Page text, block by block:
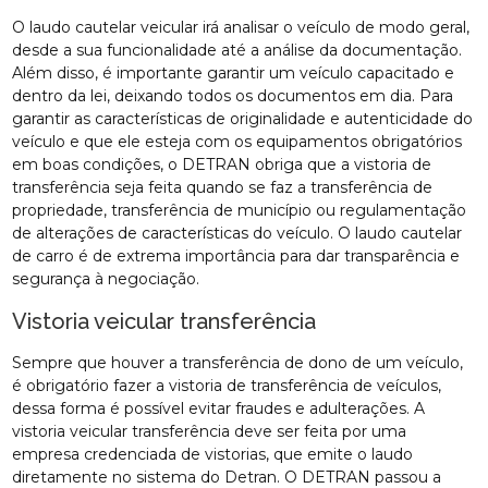
O laudo cautelar veicular irá analisar o veículo de modo geral,
desde a sua funcionalidade até a análise da documentação.
Além disso, é importante garantir um veículo capacitado e
dentro da lei, deixando todos os documentos em dia. Para
garantir as características de originalidade e autenticidade do
veículo e que ele esteja com os equipamentos obrigatórios
em boas condições, o DETRAN obriga que a vistoria de
transferência seja feita quando se faz a transferência de
propriedade, transferência de município ou regulamentação
de alterações de características do veículo. O laudo cautelar
de carro é de extrema importância para dar transparência e
segurança à negociação.
Vistoria veicular transferência
Sempre que houver a transferência de dono de um veículo,
é obrigatório fazer a vistoria de transferência de veículos,
dessa forma é possível evitar fraudes e adulterações. A
vistoria veicular transferência deve ser feita por uma
empresa credenciada de vistorias, que emite o laudo
diretamente no sistema do Detran. O DETRAN passou a